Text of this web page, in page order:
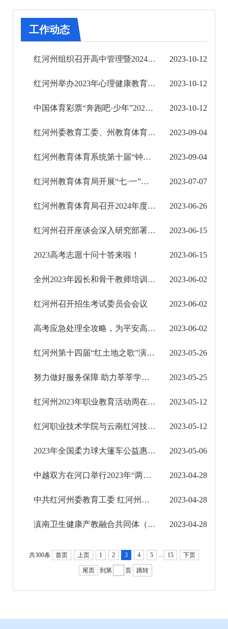
审批改革
住房保障信息公开
审计结果公告
公共资源交易信息公开
应急管理信息公开
环境保护信息公开
减税降费信息公开
重大建设项目信息公开
征地信息公开
国有土地上房屋征收补偿信息公开
红河州教育信息公开
工作动态
信息公开
公务员管理信息公开
工作动态
红河州组织召开高中管理暨2024年高考备考培训会 2023-10-12
红河州举办2023年心理健康教育骨干教师培训班 2023-10-12
中国体育彩票“奔跑吧·少年”2023年红河州青少年（学生）U系列游泳锦标赛开赛 2023-10-12
红河州委教育工委、州教育体育局党组理论学习中心组举行2023年第5次学习活动 2023-09-04
红河州教育体育系统第十届“钟声杯”教职工篮球赛开幕式在石屏举行 2023-09-04
红河州教育体育局开展“七·一”红色教育学习体验活动 2023-07-07
红河州教育体育局召开2024年度预算申报项目事前绩效评估工作培训布置会 2023-06-26
红河州召开座谈会深入研究部署预防学生溺水工作 2023-06-15
2023高考志愿十问十答来啦！ 2023-06-15
全州2023年园长和骨干教师培训班暨“中华优秀语言文化推广基地园”启动仪式在蒙自举行 2023-06-02
红河州召开招生考试委员会会议 2023-06-02
高考应急处理全攻略，为平安高考护航 2023-06-02
红河州第十四届“红土地之歌”演讲大赛州属学校组初赛落下帷幕 2023-05-26
努力做好服务保障 助力莘莘学子逐梦远航 2023-05-25
红河州2023年职业教育活动周在开远启动 2023-05-12
红河职业技术学院与云南红河技师学院互设分院签约仪式暨揭牌仪式举行 2023-05-12
2023年全国柔力球大篷车公益惠民推广万里行活动暨红河州一二级社会体育指导员培训开班 2023-05-06
中越双方在河口举行2023年“两国一赛道”国际自行车赛工作会谈 2023-04-28
中共红河州委教育工委 红河州教育体育局传达学习习近平总书记致云南大学建校100周年贺信精神 2023-04-28
滇南卫生健康产教融合共同体（职教集团）在红河卫生职业学院成立 2023-04-28
共300条 首页 上页 1 2 3 4 5 ... 15 下页
尾页 到第 页 跳转